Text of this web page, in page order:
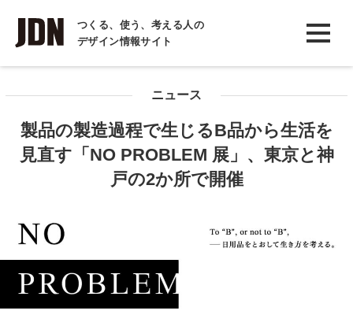
つくる、使う、考える人の
デザイン情報サイト
INTERVIEW
インタビュー
COLUMN
ニュース
製品の製造過程で生じるB品から生活を
見直す「NO PROBLEM 展」、東京と神
戸の2か所で開催